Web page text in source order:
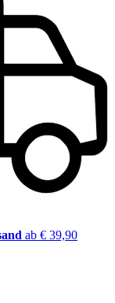
ab € 39,90